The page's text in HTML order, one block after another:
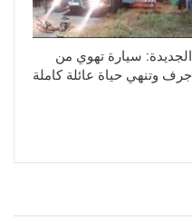
الجديدة: سيارة تهوي من
جرف وتنهي حياة عائلة كاملة